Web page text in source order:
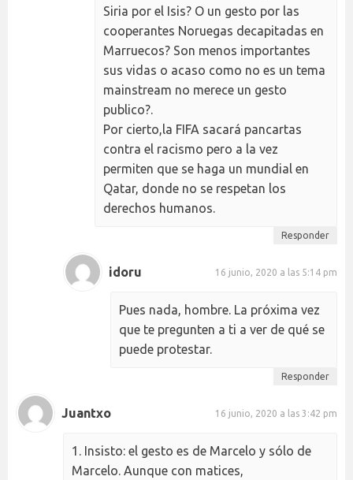
Siria por el Isis? O un gesto por las
cooperantes Noruegas decapitadas en
Marruecos? Son menos importantes
sus vidas o acaso como no es un tema
mainstream no merece un gesto
publico?.
Por cierto,la FIFA sacará pancartas
contra el racismo pero a la vez
permiten que se haga un mundial en
Qatar, donde no se respetan los
derechos humanos.
Responder
idoru 16 junio, 2020 a las 5:14 pm
Pues nada, hombre. La próxima vez
que te pregunten a ti a ver de qué se
puede protestar.
Responder
Juantxo 16 junio, 2020 a las 3:42 pm
1. Insisto: el gesto es de Marcelo y sólo de
Marcelo. Aunque con matices,